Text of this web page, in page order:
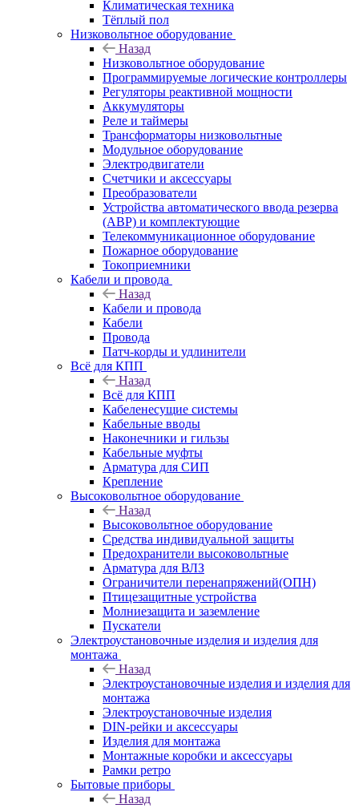
Климатическая техника
Тёплый пол
Низковольтное оборудование
Назад
Низковольтное оборудование
Программируемые логические контроллеры
Регуляторы реактивной мощности
Аккумуляторы
Реле и таймеры
Трансформаторы низковольтные
Модульное оборудование
Электродвигатели
Счетчики и аксессуары
Преобразователи
Устройства автоматического ввода резерва
(АВР) и комплектующие
Телекоммуникационное оборудование
Пожарное оборудование
Токоприемники
Кабели и провода
Назад
Кабели и провода
Кабели
Провода
Патч-корды и удлинители
Всё для КПП
Назад
Всё для КПП
Кабеленесущие системы
Кабельные вводы
Наконечники и гильзы
Кабельные муфты
Арматура для СИП
Крепление
Высоковольтное оборудование
Назад
Высоковольтное оборудование
Средства индивидуальной защиты
Предохранители высоковольтные
Арматура для ВЛЗ
Ограничители перенапряжений(ОПН)
Птицезащитные устройства
Молниезащита и заземление
Пускатели
Электроустановочные изделия и изделия для
монтажа
Назад
Электроустановочные изделия и изделия для
монтажа
Электроустановочные изделия
DIN-рейки и аксессуары
Изделия для монтажа
Монтажные коробки и аксессуары
Рамки ретро
Бытовые приборы
Назад